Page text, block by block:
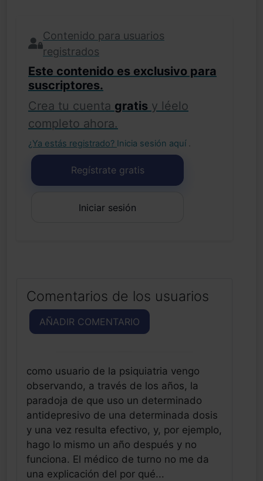
Contenido para usuarios
registrados
Este contenido es exclusivo para
suscriptores.
Crea tu cuenta gratis y léelo
completo ahora.
¿Ya estás registrado? Inicia sesión aquí .
Regístrate gratis
Iniciar sesión
Comentarios de los usuarios
AÑADIR COMENTARIO
como usuario de la psiquiatria vengo
observando, a través de los años, la
paradoja de que uso un determinado
antidepresivo de una determinada dosis
y una vez resulta efectivo, y, por ejemplo,
hago lo mismo un año después y no
funciona. El médico de turno no me da
una explicación del por qué...